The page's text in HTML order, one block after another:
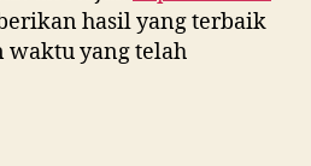
hasil yang terbaik
waktu yang telah